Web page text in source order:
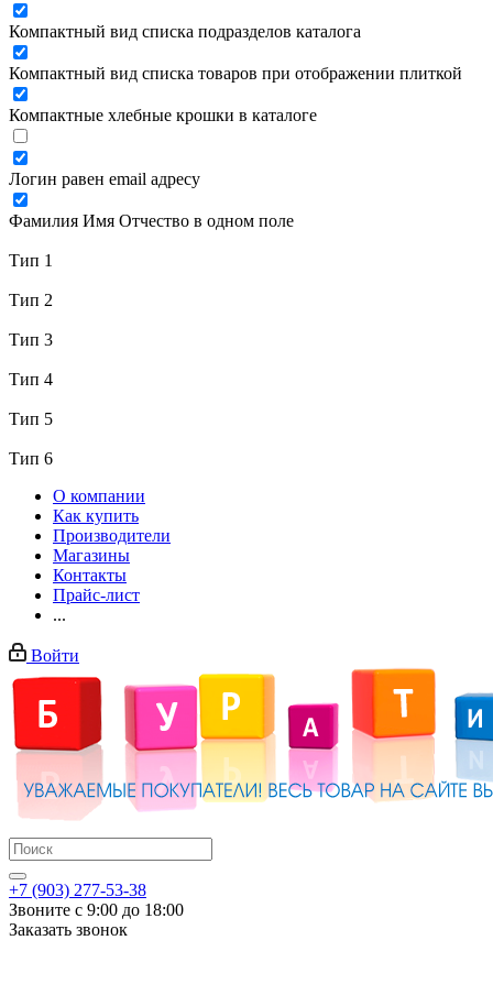
Компактный вид списка подразделов каталога
Компактный вид списка товаров при отображении плиткой
Компактные хлебные крошки в каталоге
Логин равен email адресу
Фамилия Имя Отчество в одном поле
Тип 1
Тип 2
Тип 3
Тип 4
Тип 5
Тип 6
О компании
Как купить
Производители
Магазины
Контакты
Прайс-лист
...
Войти
+7 (903) 277-53-38
Звоните с 9:00 до 18:00
Заказать звонок